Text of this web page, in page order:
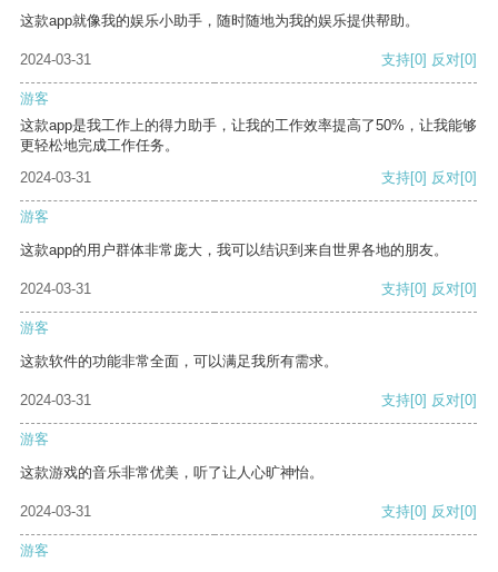
这款app就像我的娱乐小助手，随时随地为我的娱乐提供帮助。
2024-03-31 支持[0] 反对[0]
游客
这款app是我工作上的得力助手，让我的工作效率提高了50%，让我能够
更轻松地完成工作任务。
2024-03-31
支持[0] 反对[0]
游客
这款app的用户群体非常庞大，我可以结识到来自世界各地的朋友。
2024-03-31 支持[0] 反对[0]
游客
这款软件的功能非常全面，可以满足我所有需求。
2024-03-31 支持[0] 反对[0]
游客
这款游戏的音乐非常优美，听了让人心旷神怡。
2024-03-31 支持[0] 反对[0]
游客